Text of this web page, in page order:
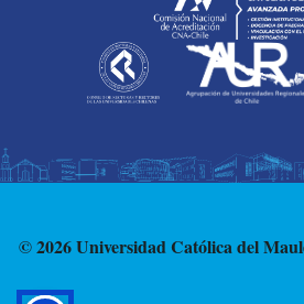
© 2026 Universidad Católica del